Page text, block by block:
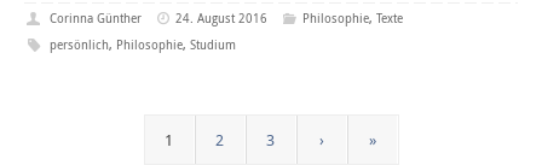
Corinna Günther 24. August 2016 Philosophie, Texte
persönlich, Philosophie,Studium
1 2 3 › »